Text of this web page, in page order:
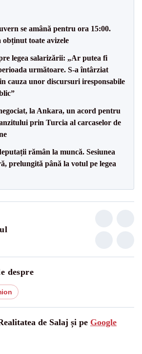
se amână pentru ora 15:00.
toate avizele
legea salarizării: „Ar putea fi
următoare. S-a întârziat
cauza unor discursuri iresponsabile
la Ankara, un acord pentru
prin Turcia al carcaselor de
rămân la muncă. Sesiunea
prelungită până la votul pe legea
despre
de Salaj și pe Google